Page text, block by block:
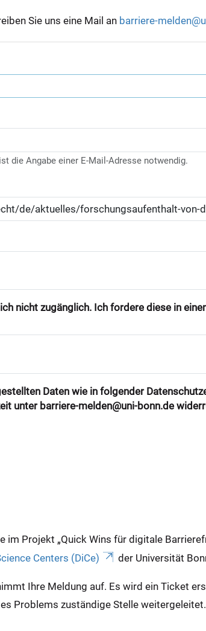
Sie uns eine Mail an barriere-
die Angabe einer E-Mail-Adresse notwendig.
nicht zugänglich. Ich fordere diese in
Daten wie in folgender
unter barriere-melden@uni-bonn.de
im Projekt „Quick Wins für digitale
Centers (DiCe) der Universität
Ihre Meldung auf. Es wird ein Ticket
Problems zuständige Stelle